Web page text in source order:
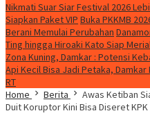
Nikmati Suar Siar Festival 2026
Siapkan Paket VIP Buka PKKMB
Berani Memulai Perubahan
Ting hingga Hiroaki Kato Siap
Zona Kuning, Damkar : Potensi
Api Kecil Bisa Jadi Petaka, Damkar
RT
Home
Berita
Awas Ketiban
Duit Koruptor Kini Bisa Diseret